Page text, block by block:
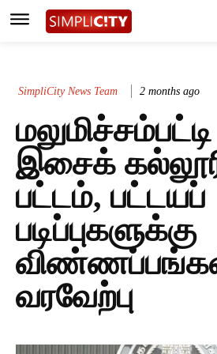
SimpliCity News Team 2 months ago
இசைக்
பட்டம், பட்டயப்
படிப்புகளுக்கு
வரவேற்பு